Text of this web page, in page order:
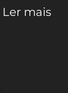
Ler mais